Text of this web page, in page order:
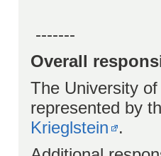
-------
Overall
The University
represented by
Krieglstein
.